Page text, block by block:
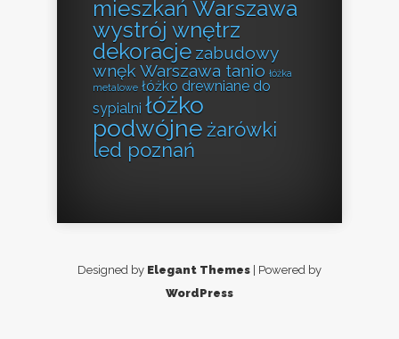
mieszkań Warszawa
wystrój wnętrz
dekoracje zabudowy
wnęk Warszawa tanio łóżka
metalowe łóżko drewniane do
sypialni łóżko
podwójneżarówki
led poznań
Designed by Elegant Themes | Powered by
WordPress